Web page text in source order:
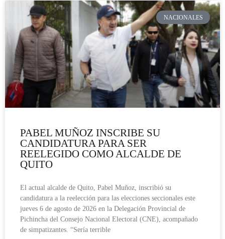
NACIONALES
PABEL MUÑOZ INSCRIBE SU
CANDIDATURA PARA SER
REELEGIDO COMO ALCALDE DE
QUITO
El actual alcalde de Quito, Pabel Muñoz, inscribió su
candidatura a la reelección para las elecciones seccionales este
jueves 6 de agosto de 2026 en la Delegación Provincial de
Pichincha del Consejo Nacional Electoral (CNE), acompañado
de simpatizantes. “Sería terrible